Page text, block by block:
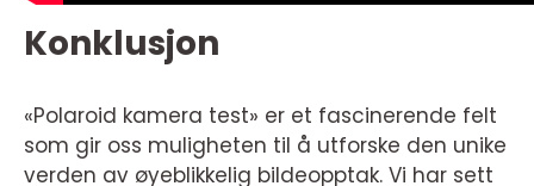
Konklusjon
«Polaroid kamera test» er et fascinerende felt
som gir oss muligheten til å utforske den unike
verden av øyeblikkelig bildeopptak. Vi har sett